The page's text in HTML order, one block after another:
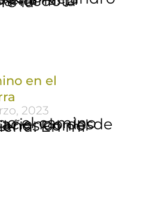
en el
2023